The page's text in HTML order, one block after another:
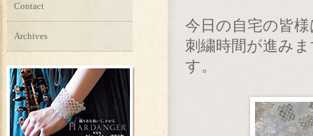
今日の自宅の皆
刺繍時間が進み
す。
Contact
Archives